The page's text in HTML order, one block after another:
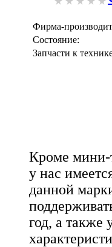
Фирма-
Состояние:
Запчасти к
Кроме мини-
у нас
данной
год, а также